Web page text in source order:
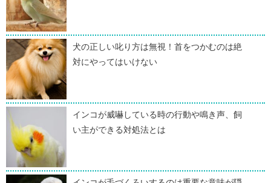
犬の正しい叱り方は無視！首をつかむのは絶
対にやってはいけない
インコが威嚇している時の行動や鳴き声、飼
い主ができる対処法とは